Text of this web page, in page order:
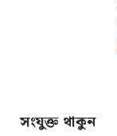
সংযুক্ত থাকুন